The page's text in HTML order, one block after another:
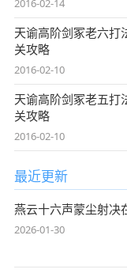
2016-02-14
天谕高阶剑冢老六打
关攻略
2016-02-10
天谕高阶剑冢老五打
关攻略
2016-02-10
最近更新
燕云十六声蒙尘射决
2026-01-30